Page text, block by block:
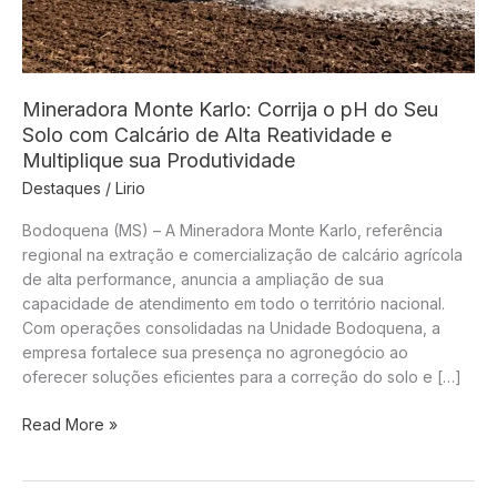
Mineradora Monte Karlo: Corrija o pH do Seu
Solo com Calcário de Alta Reatividade e
Multiplique sua Produtividade
Destaques / Lirio
Bodoquena (MS) – A Mineradora Monte Karlo, referência
regional na extração e comercialização de calcário agrícola
de alta performance, anuncia a ampliação de sua
capacidade de atendimento em todo o território nacional.
Com operações consolidadas na Unidade Bodoquena, a
empresa fortalece sua presença no agronegócio ao
oferecer soluções eficientes para a correção do solo e […]
Mineradora
Read More »